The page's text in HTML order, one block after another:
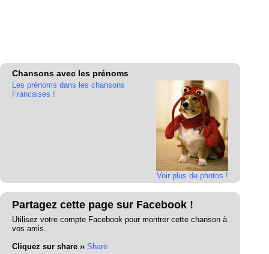
Chansons avec les prénoms
Voir plus de photos !
Les prénoms dans les chansons
Francaises !
Partagez cette page sur Facebook !
Utilisez votre compte Facebook pour montrer cette chanson à
vos amis.
Cliquez sur share ›› Share